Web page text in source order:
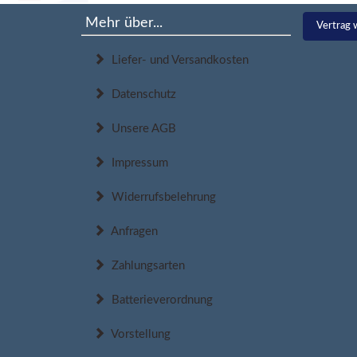
Mehr über...
Liefer- und Versandkosten
Datenschutz
Unsere AGB
Impressum
Widerrufsbelehrung
Anfragen
Zahlungsarten
Batterieverordnung
Vorstellung
Vertrag